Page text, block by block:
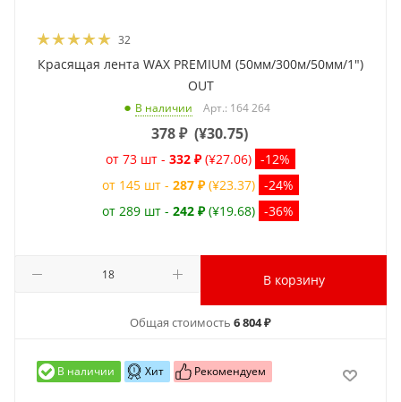
32
Красящая лента WAX PREMIUM (50мм/300м/50мм/1")
OUT
В наличии Арт.: 164 264
378₽ (¥30.75)
от 73 шт - 332 ₽ (¥27.06) -12%
от 145 шт - 287 ₽ (¥23.37) -24%
от 289 шт - 242 ₽ (¥19.68) -36%
В корзину
Общая стоимость 6 804 ₽
В наличии Хит Рекомендуем